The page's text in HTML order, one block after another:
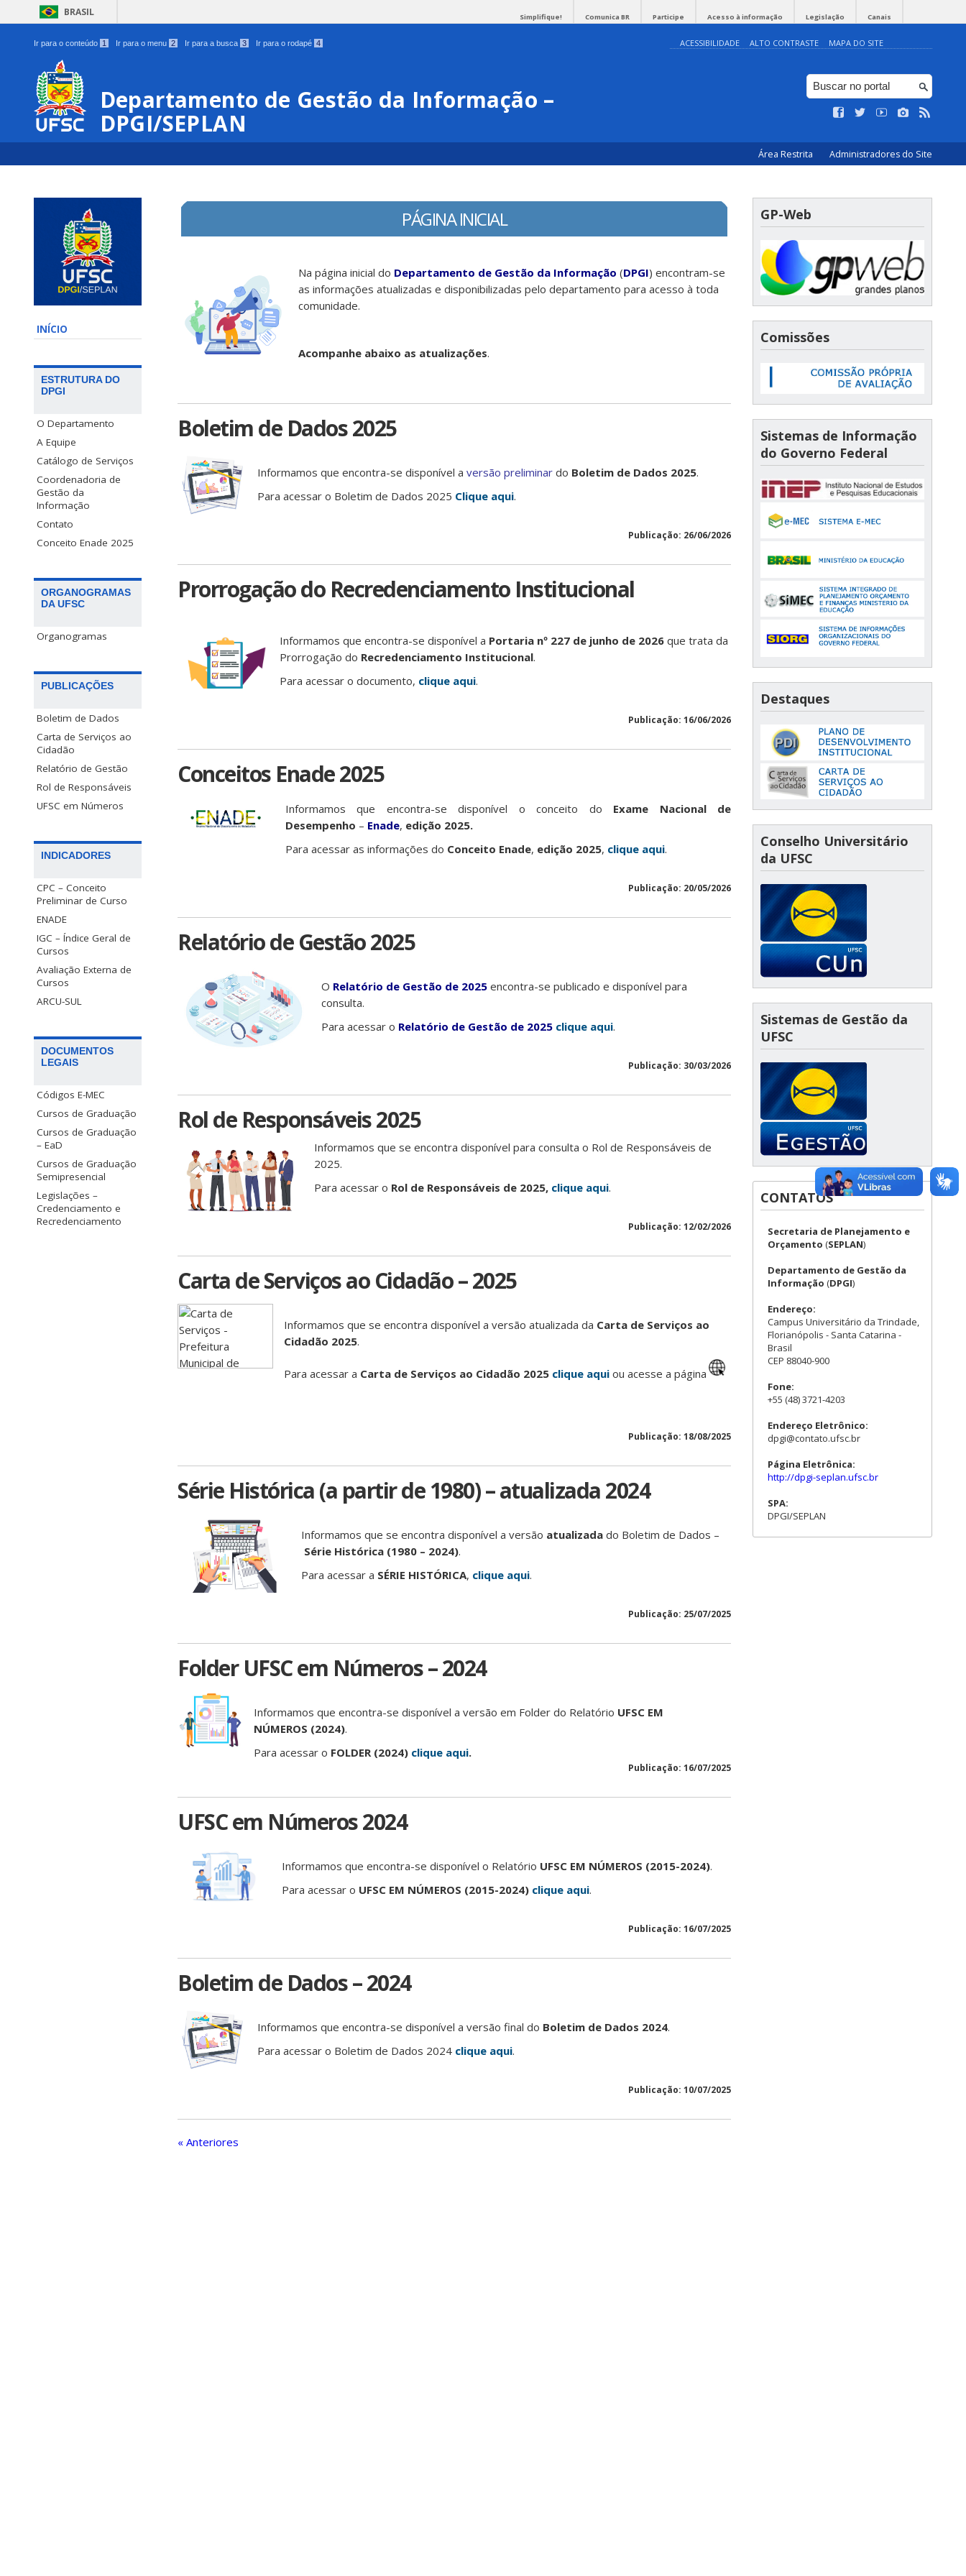
BRASIL Simplifique! Comunica BR Participe Acesso à informação Legislação Canais
Ir para o conteúdo 1 Ir para o menu 2 Ir para a busca 3 Ir para o rodapé 4 ACESSIBILIDADE ALTO CONTRASTE MAPA DO SITE
Departamento de Gestão da Informação –
DPGI/SEPLAN
Área Restrita Administradores do Site
INÍCIO
ESTRUTURA DO
DPGI
O Departamento
A Equipe
Catálogo de Serviços
Coordenadoria de
Gestão da
Informação
Contato
Conceito Enade 2025
ORGANOGRAMAS
DA UFSC
Organogramas
PUBLICAÇÕES
Boletim de Dados
Carta de Serviços ao
Cidadão
Relatório de Gestão
Rol de Responsáveis
UFSC em Números
INDICADORES
CPC – Conceito
Preliminar de Curso
ENADE
IGC – Índice Geral de
Cursos
Avaliação Externa de
Cursos
ARCU-SUL
DOCUMENTOS
LEGAIS
Códigos E-MEC
Cursos de Graduação
Cursos de Graduação
– EaD
Cursos de Graduação
Semipresencial
Legislações –
Credenciamento e
Recredenciamento
PÁGINA INICIAL
Na página inicial do Departamento de Gestão da Informação (DPGI) encontram-se
as informações atualizadas e disponibilizadas pelo departamento para acesso à toda
comunidade.
Acompanhe abaixo as atualizações.
Boletim de Dados 2025
Informamos que encontra-se disponível a versão preliminar do Boletim de Dados 2025.
Para acessar o Boletim de Dados 2025 Clique aqui.
Publicação: 26/06/2026
Prorrogação do Recredenciamento Institucional
Informamos que encontra-se disponível a Portaria nº 227 de junho de 2026 que trata da
Prorrogação do Recredenciamento Institucional.
Para acessar o documento, clique aqui.
Publicação: 16/06/2026
Conceitos Enade 2025
Informamos que encontra-se disponível o conceito do Exame Nacional de
Desempenho – Enade, edição 2025.
Para acessar as informações do Conceito Enade, edição 2025, clique aqui.
Publicação: 20/05/2026
Relatório de Gestão 2025
O Relatório de Gestão de 2025 encontra-se publicado e disponível para
consulta.
Para acessar o Relatório de Gestão de 2025 clique aqui.
Publicação: 30/03/2026
Rol de Responsáveis 2025
Informamos que se encontra disponível para consulta o Rol de Responsáveis de
2025.
Para acessar o Rol de Responsáveis de 2025, clique aqui.
Publicação: 12/02/2026
Carta de Serviços ao Cidadão – 2025
Informamos que se encontra disponível a versão atualizada da Carta de Serviços ao
Cidadão 2025.
Para acessar a Carta de Serviços ao Cidadão 2025 clique aqui ou acesse a página
Publicação: 18/08/2025
Série Histórica (a partir de 1980) – atualizada 2024
Informamos que se encontra disponível a versão atualizada do Boletim de Dados –
Série Histórica (1980 – 2024).
Para acessar a SÉRIE HISTÓRICA, clique aqui.
Publicação: 25/07/2025
Folder UFSC em Números – 2024
Informamos que encontra-se disponível a versão em Folder do Relatório UFSC EM
NÚMEROS (2024).
Para acessar o FOLDER (2024) clique aqui.
Publicação: 16/07/2025
UFSC em Números 2024
Informamos que encontra-se disponível o Relatório UFSC EM NÚMEROS (2015-2024).
Para acessar o UFSC EM NÚMEROS (2015-2024) clique aqui.
Publicação: 16/07/2025
Boletim de Dados – 2024
Informamos que encontra-se disponível a versão final do Boletim de Dados 2024.
Para acessar o Boletim de Dados 2024 clique aqui.
Publicação: 10/07/2025
« Anteriores
GP-Web
Comissões
Sistemas de Informação
do Governo Federal
Destaques
Conselho Universitário
da UFSC
Sistemas de Gestão da
UFSC
CONTATOS
Secretaria de Planejamento e
Orçamento (SEPLAN)
Departamento de Gestão da
Informação (DPGI)
Endereço:
Campus Universitário da Trindade,
Florianópolis - Santa Catarina -
Brasil
CEP 88040-900
Fone:
+55 (48) 3721-4203
Endereço Eletrônico:
dpgi@contato.ufsc.br
Página Eletrônica:
http://dpgi-seplan.ufsc.br
SPA:
DPGI/SEPLAN